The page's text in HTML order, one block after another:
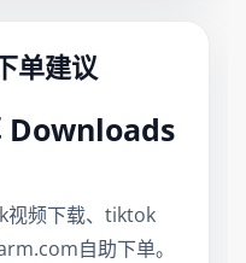
单建议
Downloads
视频下载、tiktok
自助下单。